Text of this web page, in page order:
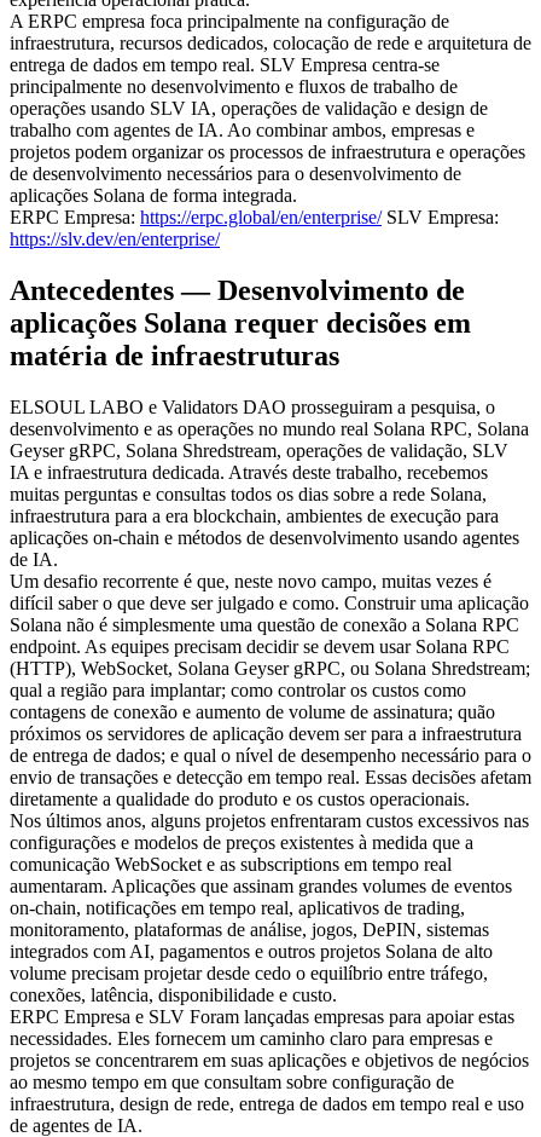
A ERPC empresa foca principalmente na configuração de
infraestrutura, recursos dedicados, colocação de rede e arquitetura de
entrega de dados em tempo real. SLV Empresa centra-se
principalmente no desenvolvimento e fluxos de trabalho de
operações usando SLV IA, operações de validação e design de
trabalho com agentes de IA. Ao combinar ambos, empresas e
projetos podem organizar os processos de infraestrutura e operações
de desenvolvimento necessários para o desenvolvimento de
aplicações Solana de forma integrada.
ERPC Empresa: https://erpc.global/en/enterprise/SLV Empresa:
https://slv.dev/en/enterprise/
Antecedentes — Desenvolvimento de
aplicações Solana requer decisões em
matéria de infraestruturas
ELSOUL LABO e Validators DAO prosseguiram a pesquisa, o
desenvolvimento e as operações no mundo real Solana RPC, Solana
Geyser gRPC, Solana Shredstream, operações de validação, SLV
IA e infraestrutura dedicada. Através deste trabalho, recebemos
muitas perguntas e consultas todos os dias sobre a rede Solana,
infraestrutura para a era blockchain, ambientes de execução para
aplicações on-chain e métodos de desenvolvimento usando agentes
de IA.
Um desafio recorrente é que, neste novo campo, muitas vezes é
difícil saber o que deve ser julgado e como. Construir uma aplicação
Solana não é simplesmente uma questão de conexão a Solana RPC
endpoint. As equipes precisam decidir se devem usar Solana RPC
(HTTP), WebSocket, Solana Geyser gRPC, ou Solana Shredstream;
qual a região para implantar; como controlar os custos como
contagens de conexão e aumento de volume de assinatura; quão
próximos os servidores de aplicação devem ser para a infraestrutura
de entrega de dados; e qual o nível de desempenho necessário para o
envio de transações e detecção em tempo real. Essas decisões afetam
diretamente a qualidade do produto e os custos operacionais.
Nos últimos anos, alguns projetos enfrentaram custos excessivos nas
configurações e modelos de preços existentes à medida que a
comunicação WebSocket e as subscriptions em tempo real
aumentaram. Aplicações que assinam grandes volumes de eventos
on-chain, notificações em tempo real, aplicativos de trading,
monitoramento, plataformas de análise, jogos, DePIN, sistemas
integrados com AI, pagamentos e outros projetos Solana de alto
volume precisam projetar desde cedo o equilíbrio entre tráfego,
conexões, latência, disponibilidade e custo.
ERPC Empresa e SLV Foram lançadas empresas para apoiar estas
necessidades. Eles fornecem um caminho claro para empresas e
projetos se concentrarem em suas aplicações e objetivos de negócios
ao mesmo tempo em que consultam sobre configuração de
infraestrutura, design de rede, entrega de dados em tempo real e uso
de agentes de IA.